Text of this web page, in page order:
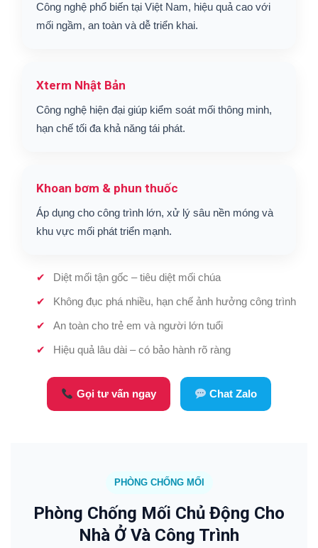
Công nghệ phổ biến tại Việt Nam, hiệu quả cao với
mối ngầm, an toàn và dễ triển khai.
Xterm Nhật Bản
Công nghệ hiện đại giúp kiểm soát mối thông minh,
hạn chế tối đa khả năng tái phát.
Khoan bơm & phun thuốc
Áp dụng cho công trình lớn, xử lý sâu nền móng và
khu vực mối phát triển mạnh.
Diệt mối tận gốc – tiêu diệt mối chúa
Không đục phá nhiều, hạn chế ảnh hưởng công trình
An toàn cho trẻ em và người lớn tuổi
Hiệu quả lâu dài – có bảo hành rõ ràng
Gọi tư vấn ngay Chat Zalo
PHÒNG CHỐNG MỐI
Phòng Chống Mối Chủ Động Cho
Nhà Ở Và Công Trình